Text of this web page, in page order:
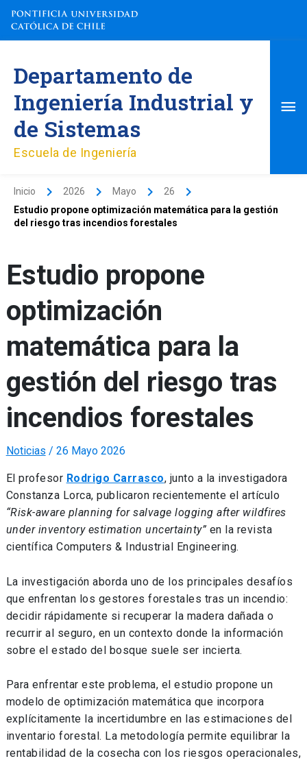
contenido
Departamento de
Ingeniería Industrial y
de Sistemas
Escuela de Ingeniería
Inicio 2026 Mayo
26
Estudio propone optimización matemática para la gestión
del riesgo tras incendios forestales
Estudio propone
optimización
matemática para la
gestión del riesgo tras
incendios forestales
Noticias / 26 Mayo 2026
El profesor Rodrigo Carrasco, junto a la investigadora
Constanza Lorca, publicaron recientemente el artículo
“Risk-aware planning for salvage logging after wildfires
under inventory estimation uncertainty” en la revista
científicaComputers & Industrial Engineering.
La investigación aborda uno de los principales desafíos
que enfrentan los gestores forestales tras un incendio:
decidir rápidamente si recuperar la madera dañada o
recurrir al seguro, en un contexto donde la información
sobre el estado del bosque suele ser incierta.
Para enfrentar este problema, el estudio propone un
modelo de optimización matemática que incorpora
explícitamente la incertidumbre en las estimaciones del
inventario forestal. La metodología permite equilibrar la
rentabilidad de la cosecha con los riesgos operacionales,